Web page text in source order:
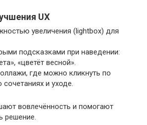
UX
увеличения (lightbox) для
подсказками при наведении:
«цветёт весной».
где можно кликнуть по
сочетаниях и уходе.
вовлечённость и помогают
решение.